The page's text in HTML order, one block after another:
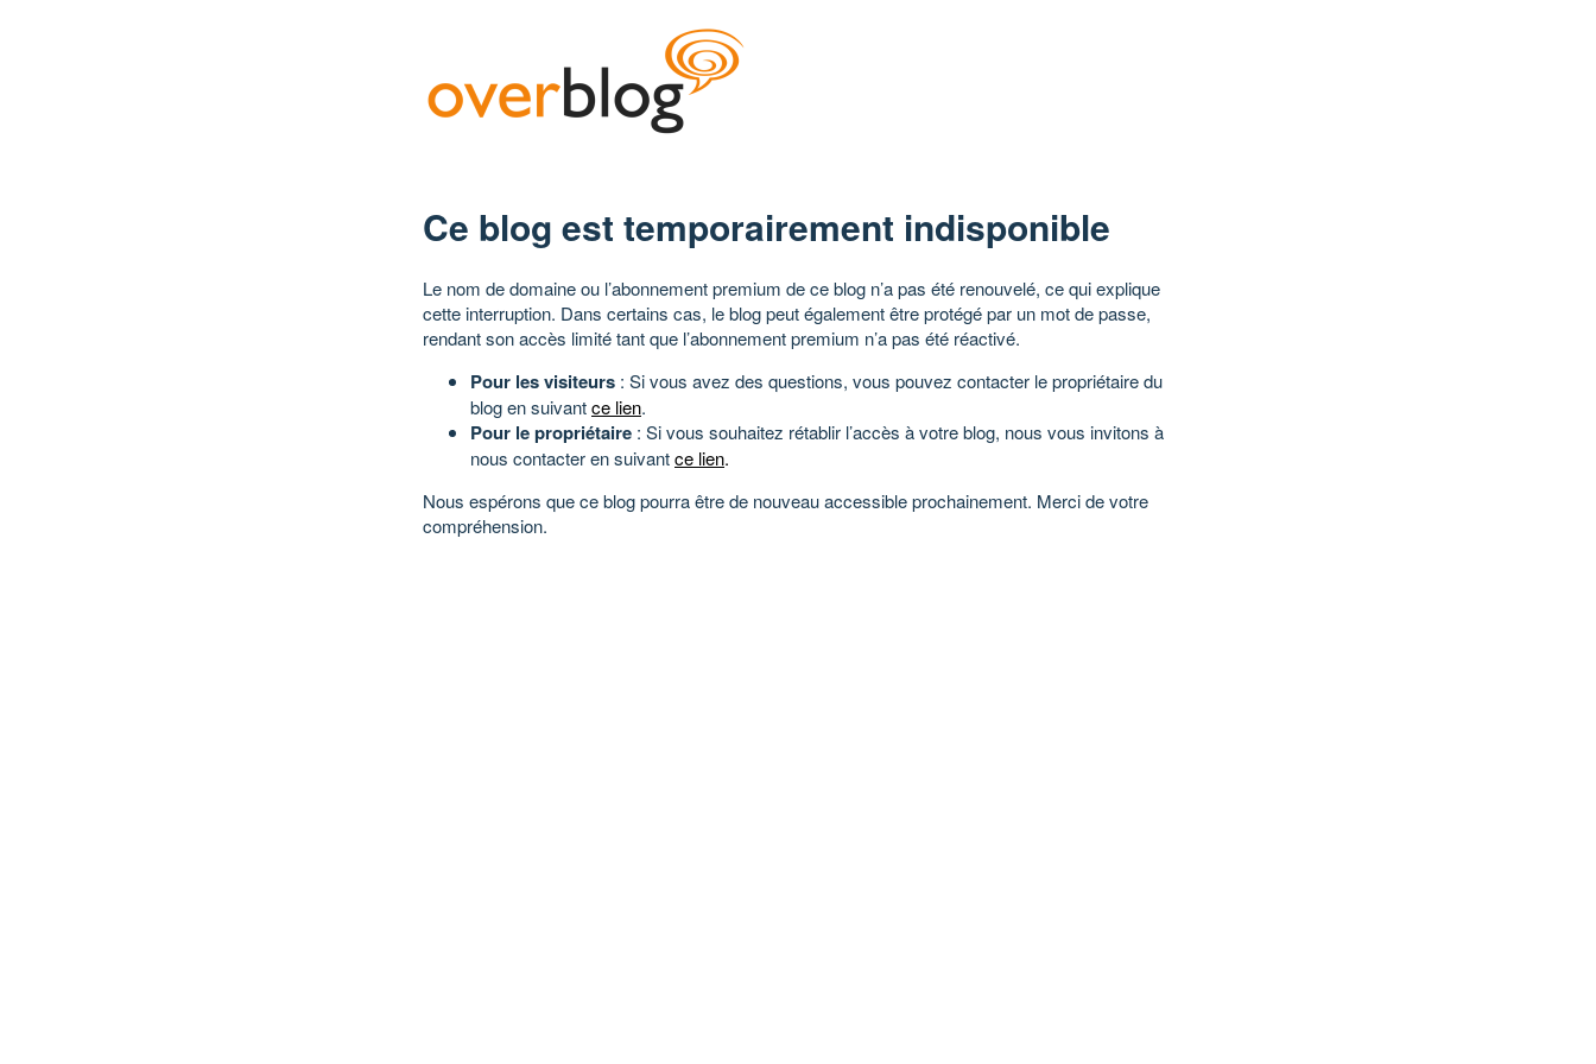
Ce blog est temporairement indisponible
Le nom de domaine ou l’abonnement premium de ce blog n’a pas été renouvelé, ce qui explique
cette interruption. Dans certains cas, le blog peut également être protégé par un mot de passe,
rendant son accès limité tant que l’abonnement premium n’a pas été réactivé.
Pour les visiteurs : Si vous avez des questions, vous pouvez contacter le propriétaire du
blog en suivantce lien.
Pour le propriétaire : Si vous souhaitez rétablir l’accès à votre blog, nous vous invitons à
nous contacter en suivantce lien.
Nous espérons que ce blog pourra être de nouveau accessible prochainement. Merci de votre
compréhension.